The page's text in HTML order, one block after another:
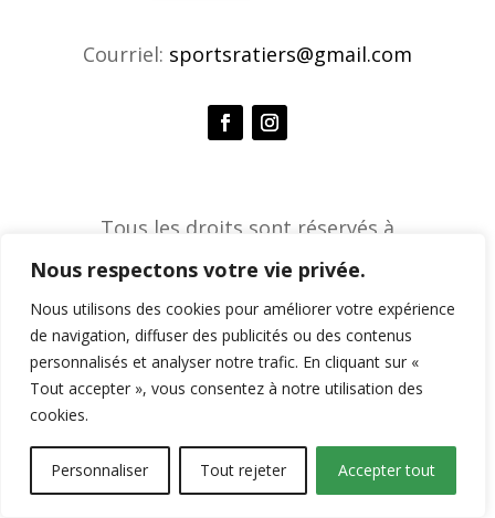
Nous respectons votre vie privée.
Nous utilisons des cookies pour améliorer votre expérience
de navigation, diffuser des publicités ou des contenus
personnalisés et analyser notre trafic. En cliquant sur «
Tout accepter », vous consentez à notre utilisation des
cookies.
Personnaliser Tout rejeter Accepter tout
Courriel: sportsratiers@gmail.com
Tous les droits sont réservés à
Agence créative Constella